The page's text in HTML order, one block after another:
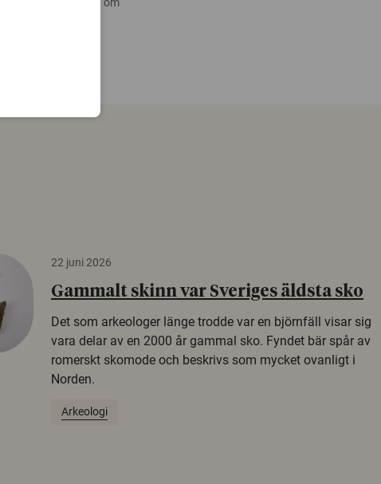
22 juni 2026
Gammalt skinn var Sveriges äldsta sko
Det som arkeologer länge trodde var en björnfäll visar sig
vara delar av en 2000 år gammal sko. Fyndet bär spår av
romerskt skomode och beskrivs som mycket ovanligt i
Norden.
Arkeologi